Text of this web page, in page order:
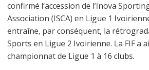
confirmé l’accession de l’Inova
Association (ISCA) en Ligue 1
entraîne, par conséquent, la
Sports en Ligue 2 Ivoirienne. La FIF a
championnat de Ligue 1 à 16 clubs.